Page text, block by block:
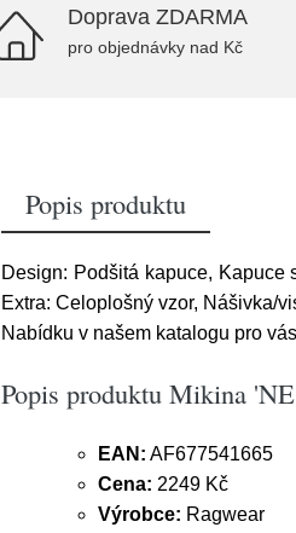
Doprava ZDARMA
pro objednávky nad Kč
Popis produktu
Design: Podšitá kapuce, Kapuce
Extra: Celoplošný vzor, Nášivka/
Nabídku v našem katalogu pro
Popis produktu Mikina
EAN: AF677541665
Cena: 2249 Kč
Výrobce: Ragwear